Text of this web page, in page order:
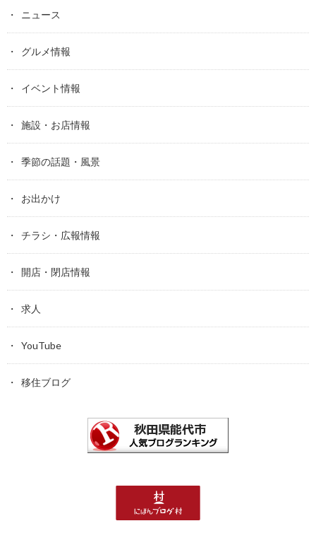
ニュース
グルメ情報
イベント情報
施設・お店情報
季節の話題・風景
お出かけ
チラシ・広報情報
開店・閉店情報
求人
YouTube
移住ブログ